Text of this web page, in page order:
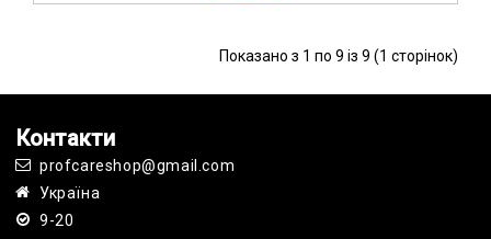
Показано з 1 по 9 із 9 (1 сторінок)
Контакти
profcareshop@gmail.com
Україна
9-20